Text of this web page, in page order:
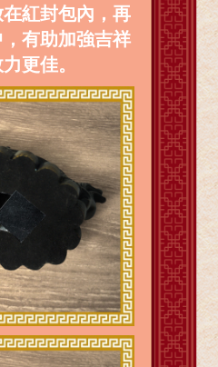
紅封包內，再
有助加強吉祥
更佳。